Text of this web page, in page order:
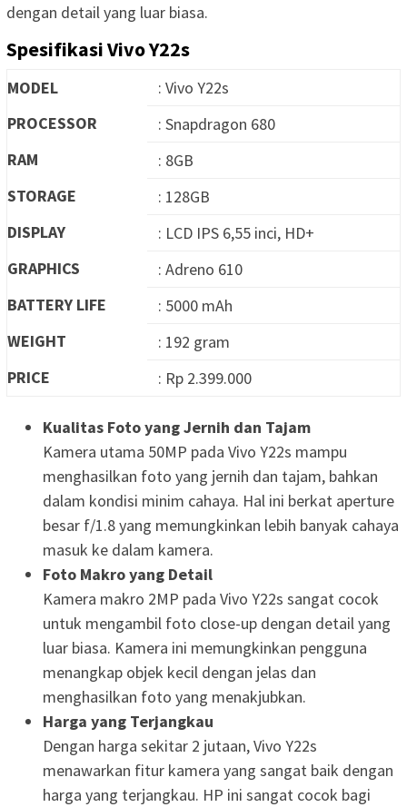
dengan detail yang luar biasa.
Spesifikasi Vivo Y22s
MODEL
: Vivo Y22s
PROCESSOR
: Snapdragon 680
RAM
: 8GB
STORAGE
: 128GB
DISPLAY
: LCD IPS 6,55 inci, HD+
GRAPHICS
: Adreno 610
BATTERY LIFE
: 5000 mAh
WEIGHT
: 192 gram
PRICE
: Rp 2.399.000
Kualitas Foto yang Jernih dan Tajam
Kamera utama 50MP pada Vivo Y22s mampu
menghasilkan foto yang jernih dan tajam, bahkan
dalam kondisi minim cahaya. Hal ini berkat aperture
besar f/1.8 yang memungkinkan lebih banyak cahaya
masuk ke dalam kamera.
Foto Makro yang Detail
Kamera makro 2MP pada Vivo Y22s sangat cocok
untuk mengambil foto close-up dengan detail yang
luar biasa. Kamera ini memungkinkan pengguna
menangkap objek kecil dengan jelas dan
menghasilkan foto yang menakjubkan.
Harga yang Terjangkau
Dengan harga sekitar 2 jutaan, Vivo Y22s
menawarkan fitur kamera yang sangat baik dengan
harga yang terjangkau. HP ini sangat cocok bagi